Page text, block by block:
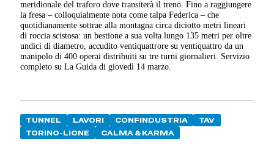
meridionale del traforo dove transiterà il treno. Fino a raggiungere
la fresa – colloquialmente nota come talpa Federica – che
quotidianamente sottrae alla montagna circa diciotto metri lineari
di roccia scistosa: un bestione a sua volta lungo 135 metri per oltre
undici di diametro, accudito ventiquattrore su ventiquattro da un
manipolo di 400 operai distribuiti su tre turni giornalieri. Servizio
completo su La Guida di giovedì 14 marzo.
TUNNEL LAVORI CONFINDUSTRIA
TAV
TORINO-LIONE
CALMA & KARMA